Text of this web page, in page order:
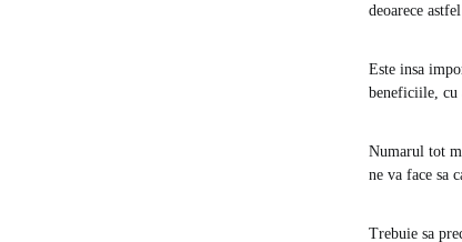
deoarece
Este insa
beneficiile, cu
Numarul tot
ne va face sa
Trebuie sa